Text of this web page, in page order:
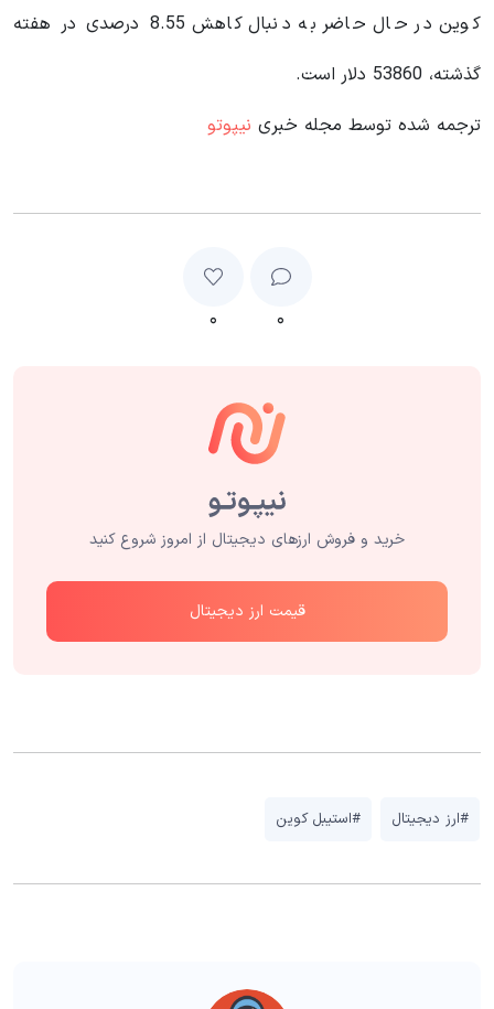
کوین در حال حاضر به دنبال کاهش 8.55 درصدی در هفته
گذشته، 53860 دلار است.
ترجمه شده توسط مجله خبری نیپوتو
۰ ۰
خرید و فروش ارزهای دیجیتال از امروز شروع کنید
قیمت ارز دیجیتال
#ارز دیجیتال #استیبل کوین